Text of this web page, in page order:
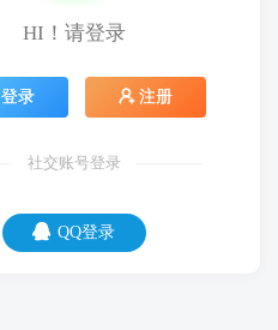
HI！请登录
登录 注册
社交账号登录
QQ登录
HI！请登录
登录 注册
社交账号登录
QQ登录